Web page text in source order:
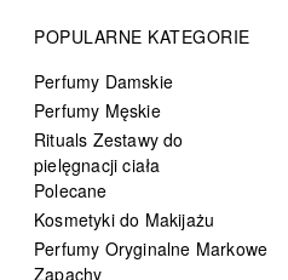
POPULARNE KATEGORIE
Perfumy Damskie
Perfumy Męskie
Rituals Zestawy do
pielęgnacji ciała
Polecane
Kosmetyki do Makijażu
Perfumy Oryginalne Markowe
Zapachy